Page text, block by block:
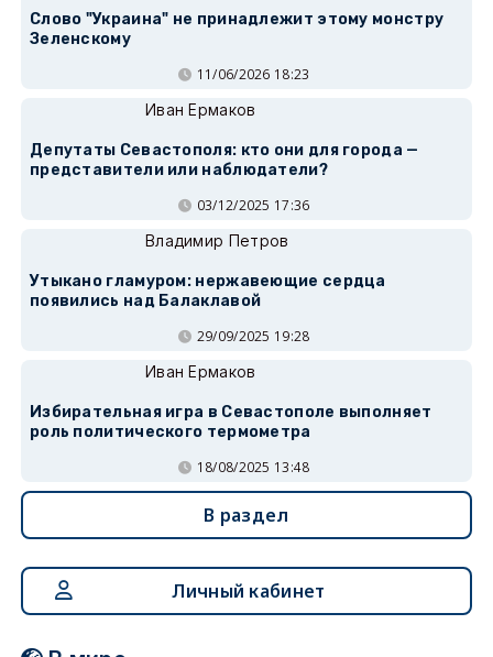
Слово "Украина" не принадлежит этому монстру
Зеленскому
11/06/2026 18:23
Иван Ермаков
Депутаты Севастополя: кто они для города —
представители или наблюдатели?
03/12/2025 17:36
Владимир Петров
Утыкано гламуром: нержавеющие сердца
появились над Балаклавой
29/09/2025 19:28
Иван Ермаков
Избирательная игра в Севастополе выполняет
роль политического термометра
18/08/2025 13:48
В раздел
Личный кабинет